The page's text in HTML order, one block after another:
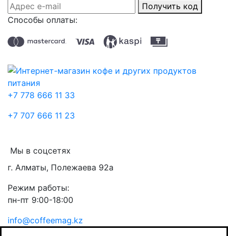
Получить код
Способы оплаты:
+7 778 666 11 33
+7 707 666 11 23
Мы в соцсетях
г. Алматы, Полежаева 92а
Режим работы:
пн-пт 9:00-18:00
info@coffeemag.kz